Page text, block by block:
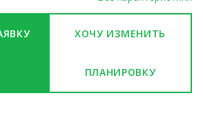
ХОЧУ ИЗМЕНИТЬ
ПЛАНИРОВКУ